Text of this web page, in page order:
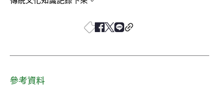
參考資料